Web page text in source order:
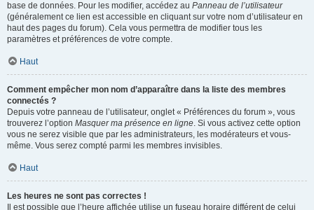
base de données. Pour les modifier, accédez au Panneau de l’utilisateur
(généralement ce lien est accessible en cliquant sur votre nom d’utilisateur en
haut des pages du forum). Cela vous permettra de modifier tous les
paramètres et préférences de votre compte.
Haut
Comment empêcher mon nom d’apparaître dans la liste des membres
connectés ?
Depuis votre panneau de l’utilisateur, onglet « Préférences du forum », vous
trouverez l’option Masquer ma présence en ligne. Si vous activez cette option
vous ne serez visible que par les administrateurs, les modérateurs et vous-
même. Vous serez compté parmi les membres invisibles.
Haut
Les heures ne sont pas correctes !
Il est possible que l’heure affichée utilise un fuseau horaire différent de celui